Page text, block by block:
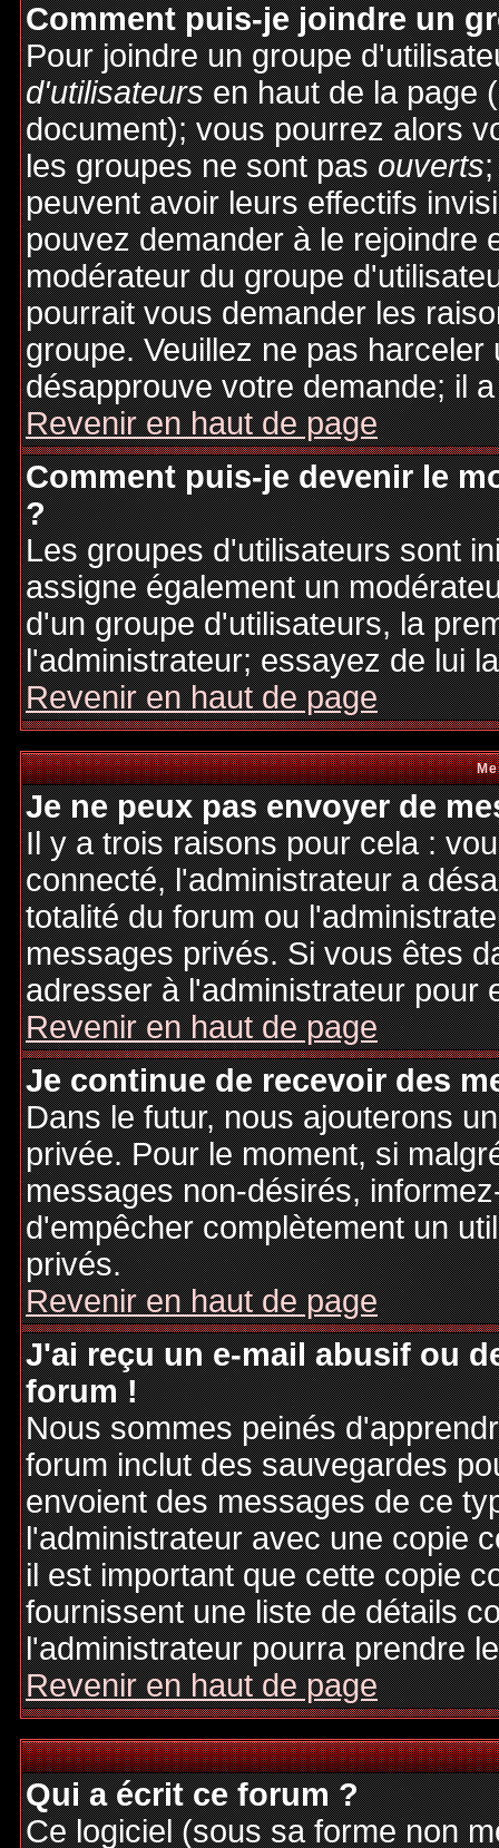
Comment puis-je joindre un
Pour joindre un groupe
d'utilisateursen haut de la page
document); vous pourrez alors
les groupes ne sont pasouverts
peuvent avoir leurs effectifs
pouvez demander à le rejoindre
modérateur du groupe
pourrait vous demander les
groupe. Veuillez ne pas
désapprouve votre demande; il
Revenir en haut de page
Comment puis-je devenir le
?
Les groupes d'utilisateurs sont
assigne également un
d'un groupe d'utilisateurs, la
l'administrateur; essayez de lui
Revenir en haut de page
Je ne peux pas envoyer de
Il y a trois raisons pour cela :
connecté, l'administrateur a
totalité du forum ou
messages privés. Si vous êtes
adresser à l'administrateur pour
Revenir en haut de page
Je continue de recevoir des
Dans le futur, nous ajouterons
privée. Pour le moment, si
messages non-désirés,
d'empêcher complètement un
privés.
Revenir en haut de page
J'ai reçu un e-mail abusif ou
forum !
Nous sommes peinés
forum inclut des sauvegardes
envoient des messages de ce
l'administrateur avec une copie
il est important que cette copie
fournissent une liste de détails
l'administrateur pourra prendre
Revenir en haut de page
Qui a écrit ce forum ?
Ce logiciel (sous sa forme non